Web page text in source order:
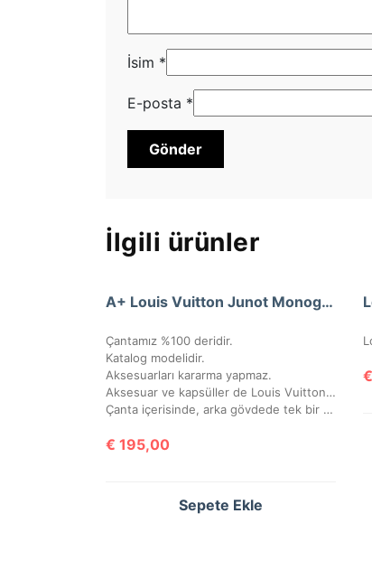
İsim *
E-posta *
İlgili ürünler
A+ Louis Vuitton Junot Monogram Empreinte Leather
Çantamız %100 deridir.
Katalog modelidir.
Aksesuarları kararma yapmaz.
Aksesuar ve kapsüller de Louis Vuitton yazısı mevcuttur.
Çanta içerisinde, arka gövdede tek bir göz bulunmaktadır.
€ 195,00
Sepete Ekle
€